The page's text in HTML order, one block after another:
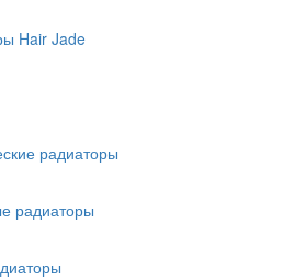
Hair Jade
радиаторы
радиаторы